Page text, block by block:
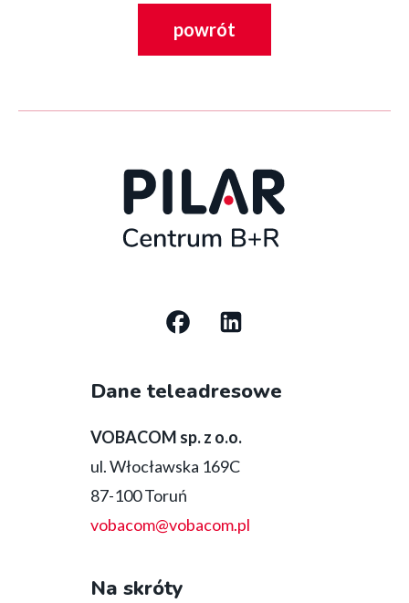
powrót
Social
bottom
Dane teleadresowe
VOBACOM sp. z o.o.
ul. Włocławska 169C
87-100 Toruń
vobacom@vobacom.pl
Na skróty